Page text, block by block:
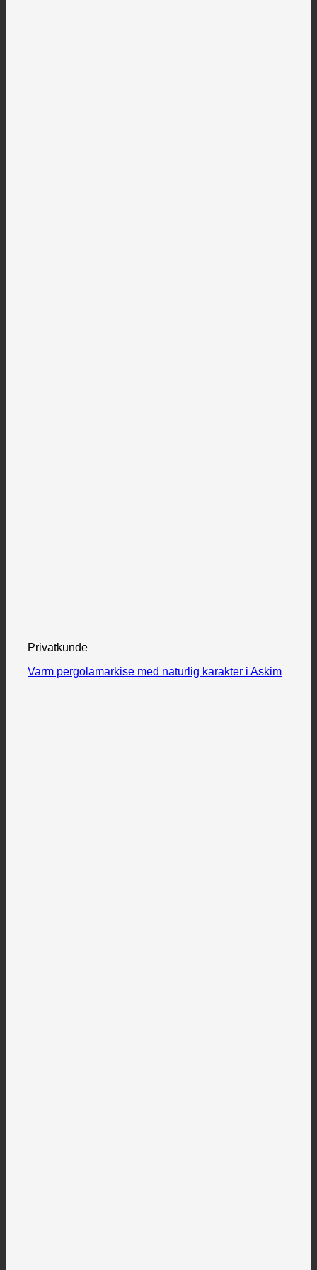
Privatkunde
Varm pergolamarkise med naturlig karakter i Askim